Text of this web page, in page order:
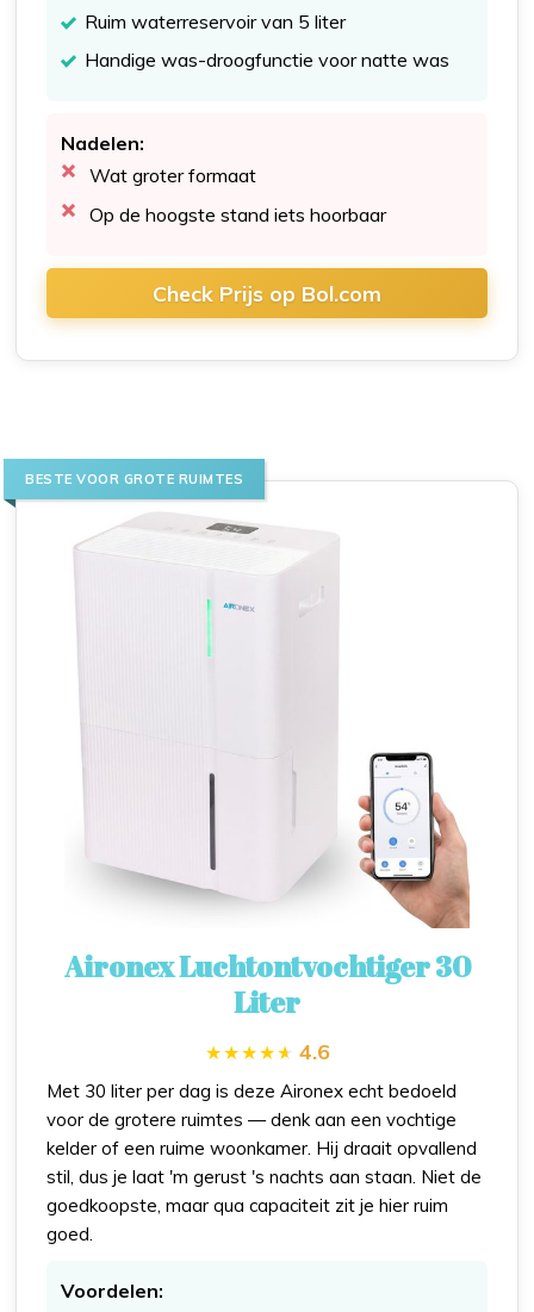
Ruim waterreservoir van 5 liter
Handige was-droogfunctie voor natte was
Nadelen:
Wat groter formaat
Op de hoogste stand iets hoorbaar
Check Prijs op Bol.com
BESTE VOOR GROTE RUIMTES
Aironex Luchtontvochtiger 30
Liter
4.6
Met 30 liter per dag is deze Aironex echt bedoeld
voor de grotere ruimtes — denk aan een vochtige
kelder of een ruime woonkamer. Hij draait opvallend
stil, dus je laat 'm gerust 's nachts aan staan. Niet de
goedkoopste, maar qua capaciteit zit je hier ruim
goed.
Voordelen: